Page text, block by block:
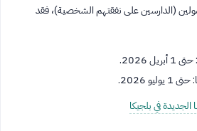
(الدارسين على نفقتهم الشخصية)، فقد
2026.
2026.
الجديدة في بلجيكا